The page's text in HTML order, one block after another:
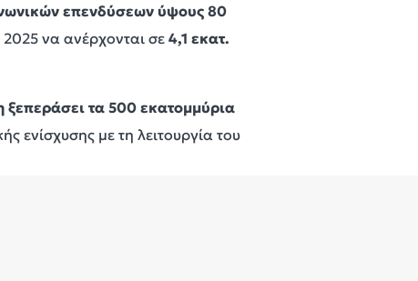
επενδύσεων ύψους 80
2025 να ανέρχονται σε 4,1 εκατ.
τα 500 εκατομμύρια
ενίσχυσης με τη λειτουργία του